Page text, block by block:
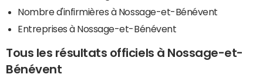
Nombre d'infirmières à Nossage-et-Bénévent
Entreprises à Nossage-et-Bénévent
Tous les résultats officiels à Nossage-et-
Bénévent